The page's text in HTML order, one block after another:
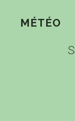
MÉTÉO